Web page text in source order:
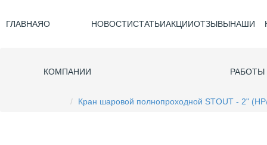
ГЛАВНАЯО
КОМПАНИИ
НОВОСТИСТАТЬИАКЦИИОТЗЫВЫНАШИ
РАБОТЫ
Кран шаровой полнопроходной STOUT - 2"